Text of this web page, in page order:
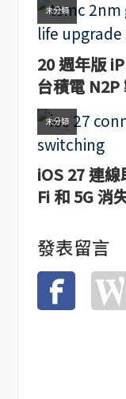
未分類
20 週年版
台積電 N2P
未分類
iOS 27 連
Fi 和 5G 消
發表留言